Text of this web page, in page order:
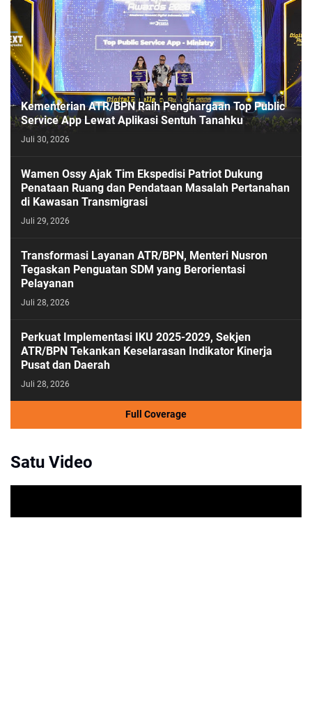
Kementerian ATR/BPN Raih Penghargaan Top Public
Service App Lewat Aplikasi Sentuh Tanahku
Juli 30, 2026
Wamen Ossy Ajak Tim Ekspedisi Patriot Dukung
Penataan Ruang dan Pendataan Masalah Pertanahan
di Kawasan Transmigrasi
Juli 29, 2026
Transformasi Layanan ATR/BPN, Menteri Nusron
Tegaskan Penguatan SDM yang Berorientasi
Pelayanan
Juli 28, 2026
Perkuat Implementasi IKU 2025-2029, Sekjen
ATR/BPN Tekankan Keselarasan Indikator Kinerja
Pusat dan Daerah
Juli 28, 2026
Full Coverage
Satu Video